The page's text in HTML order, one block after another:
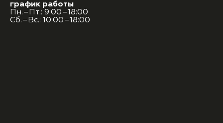
график работы
Пн.–Пт.: 9:00–18:00
Сб.–Вс.: 10:00–18:00